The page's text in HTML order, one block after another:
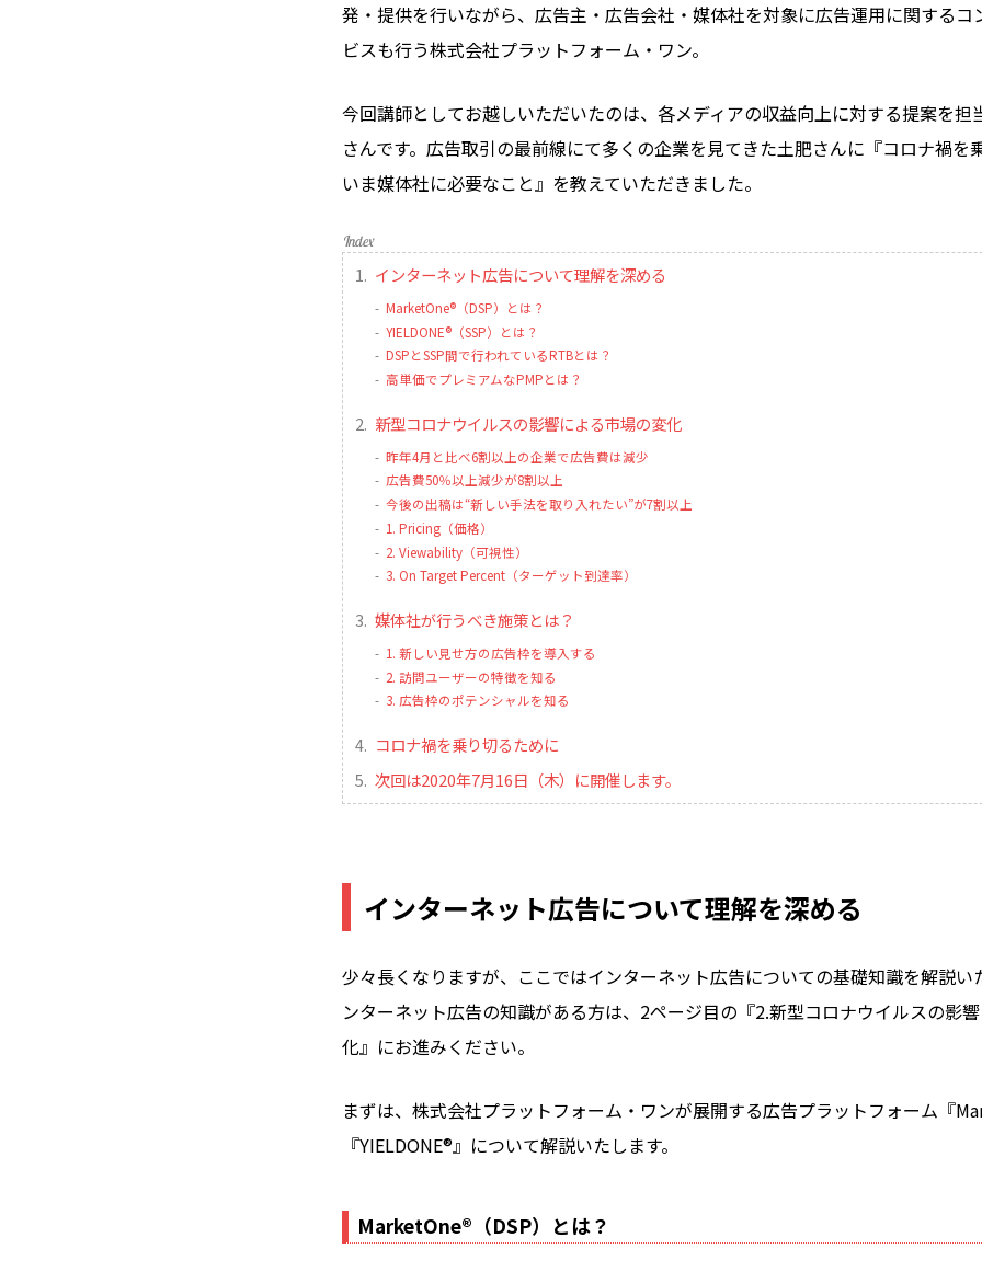
発・提供を行いながら、広告主・広告会社・媒体社を対象に広告運用に関するコ
ビスも行う株式会社プラットフォーム・ワン。
今回講師としてお越しいただいたのは、各メディアの収益向上に対する提案を担
さんです。広告取引の最前線にて多くの企業を見てきた土肥さんに『コロナ禍を
いま媒体社に必要なこと』を教えていただきました。
インターネット広告について理解を深める
MarketOne®（DSP）とは？
YIELDONE®（SSP）とは？
DSPとSSP間で行われているRTBとは？
高単価でプレミアムなPMPとは？
新型コロナウイルスの影響による市場の変化
昨年4月と比べ6割以上の企業で広告費は減少
広告費50％以上減少が8割以上
今後の出稿は“新しい手法を取り入れたい”が7割以上
1. Pricing（価格）
2. Viewability（可視性）
3. On Target Percent（ターゲット到達率）
媒体社が行うべき施策とは？
1. 新しい見せ方の広告枠を導入する
2. 訪問ユーザーの特徴を知る
3. 広告枠のポテンシャルを知る
コロナ禍を乗り切るために
次回は2020年7月16日（木）に開催します。
インターネット広告について理解を深める
少々長くなりますが、ここではインターネット広告についての基礎知識を解説い
ンターネット広告の知識がある方は、2ページ目の『2.新型コロナウイルスの影
化』にお進みください。
まずは、株式会社プラットフォーム・ワンが展開する広告プラットフォーム『
『YIELDONE®』について解説いたします。
MarketOne®（DSP）とは？